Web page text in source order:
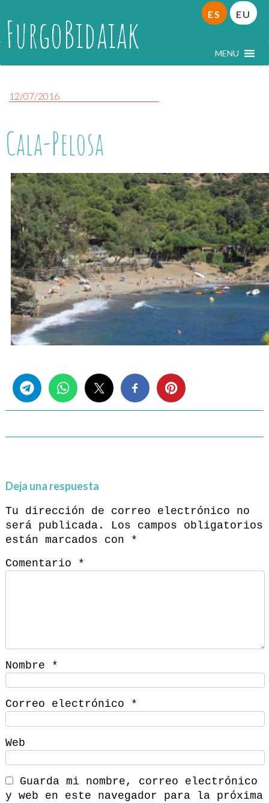
FurgoBidaiak MENU
ES EU
12/07/2016
Cala-Pelosa
Deja una respuesta
Tu dirección de correo electrónico no
será publicada.
Los campos obligatorios
están marcados con
*
Comentario
*
Nombre *
Correo electrónico *
Web
Guarda mi nombre, correo electrónico
y web en este navegador para la próxima